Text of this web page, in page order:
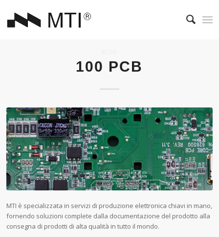
100 PCB
MTI è specializzata in servizi di produzione elettronica chiavi in mano,
fornendo soluzioni complete dalla documentazione del prodotto alla
consegna di prodotti di alta qualità in tutto il mondo.